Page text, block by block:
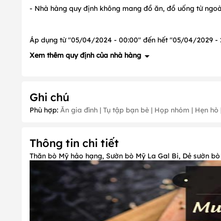
- Nhà hàng quy định không mang đồ ăn, đồ uống từ
Áp dụng từ "05/04/2024 - 00:00" đến hết "05/04/2029 -
Xem thêm quy định của nhà hàng
- Thông tin chưa được cập nhật, vui lòng liên hệ để biết
2. Quy định về ưu đãi: Có, cụ thể như sau:
và
Âm lịch (10/3; 15/08)
3. Quy định về thời gian nhận khách PasGo
- Nhà hàng luôn nhận khách PasGo.
4. Quy định về Thời gian đặt chỗ trước: Không quy
- Lưu ý: Quý khách nên đặt chỗ trước30phút để được
5. Quy định về Thời gian giữ chỗ tối đa
Ghi chú
Phù hợp: Ăn gia đình | Tụ tập bạn bè | Họp nhóm | Hẹn
Thông tin chi tiết
Thăn bò Mỹ hảo hạng, Sườn bò Mỹ La Gal Bi, Dẻ sườn